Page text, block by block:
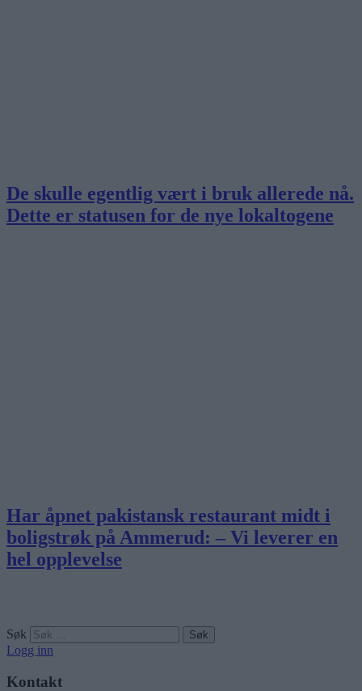
De skulle egentlig vært i bruk allerede nå.
Dette er statusen for de nye lokaltogene
Har åpnet pakistansk restaurant midt i
boligstrøk på Ammerud: – Vi leverer en
hel opplevelse
Søk
Logg inn
Kontakt